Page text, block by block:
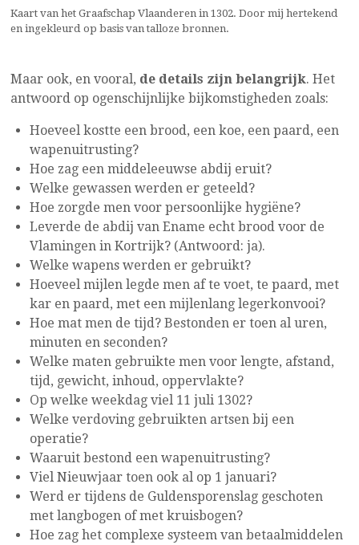
Kaart van het Graafschap Vlaanderen in 1302. Door mij hertekend
en ingekleurd op basis van talloze bronnen.
Maar ook, en vooral, de details zijn belangrijk. Het
antwoord op ogenschijnlijke bijkomstigheden zoals:
Hoeveel kostte een brood, een koe, een paard, een
wapenuitrusting?
Hoe zag een middeleeuwse abdij eruit?
Welke gewassen werden er geteeld?
Hoe zorgde men voor persoonlijke hygiëne?
Leverde de abdij van Ename echt brood voor de
Vlamingen in Kortrijk? (Antwoord: ja).
Welke wapens werden er gebruikt?
Hoeveel mijlen legde men af te voet, te paard, met
kar en paard, met een mijlenlang legerkonvooi?
Hoe mat men de tijd? Bestonden er toen al uren,
minuten en seconden?
Welke maten gebruikte men voor lengte, afstand,
tijd, gewicht, inhoud, oppervlakte?
Op welke weekdag viel 11 juli 1302?
Welke verdoving gebruikten artsen bij een
operatie?
Waaruit bestond een wapenuitrusting?
Viel Nieuwjaar toen ook al op 1 januari?
Werd er tijdens de Guldensporenslag geschoten
met langbogen of met kruisbogen?
Hoe zag het complexe systeem van betaalmiddelen